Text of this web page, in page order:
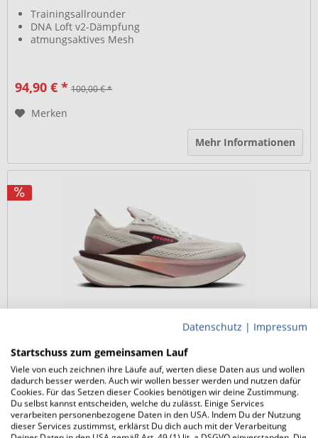
Trainingsallrounder
DNA Loft v2-Dämpfung
atmungsaktives Mesh
94,90 € * 100,00 € *
Merken
Mehr Informationen
BROOKS Hyperion Max 4 (Damen)
dynamischer Tempotrainer
SpeedVault Nylonplatte
DNA Gold & DNA Flash v2
Datenschutz | Impressum
Startschuss zum gemeinsamen Lauf
Viele von euch zeichnen ihre Läufe auf, werten diese Daten aus und wollen
dadurch besser werden. Auch wir wollen besser werden und nutzen dafür
Cookies. Für das Setzen dieser Cookies benötigen wir deine Zustimmung.
Du selbst kannst entscheiden, welche du zulässt. Einige Services
verarbeiten personenbezogene Daten in den USA. Indem Du der Nutzung
dieser Services zustimmst, erklärst Du dich auch mit der Verarbeitung